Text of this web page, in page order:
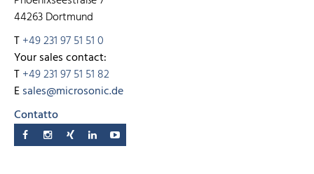
44263 Dortmund
T+49 231 97 51 51 0
Your sales contact:
T+49 231 97 51 51 82
Esales@microsonic.de
Contatto